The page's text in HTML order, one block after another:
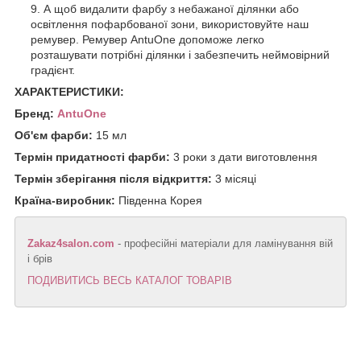
А щоб видалити фарбу з небажаної ділянки або
освітлення пофарбованої зони, використовуйте наш
ремувер. Ремувер AntuOne допоможе легко
розташувати потрібні ділянки і забезпечить неймовірний
градієнт.
ХАРАКТЕРИСТИКИ:
Бренд: AntuOne
Об'єм фарби: 15 мл
Термін придатності фарби: 3 роки з дати виготовлення
Термін зберігання після відкриття: 3 місяці
Країна-виробник: Південна Корея
Zakaz4salon.com - професійні матеріали для ламінування вій
і брів
ПОДИВИТИСЬ ВЕСЬ КАТАЛОГ ТОВАРІВ